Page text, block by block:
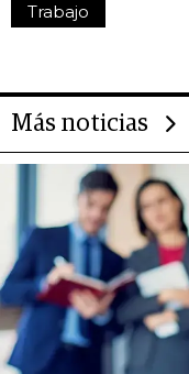
Trabajo
Más noticias